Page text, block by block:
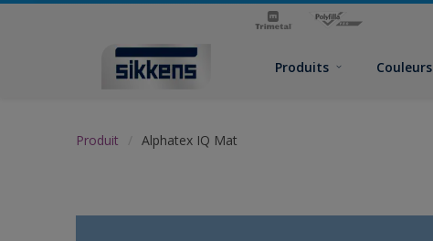
Produits Couleurs
Produit Alphatex IQ Mat